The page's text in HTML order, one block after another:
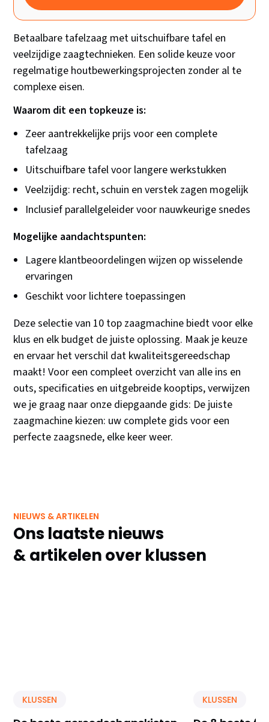
Betaalbare tafelzaag met uitschuifbare tafel en
veelzijdige zaagtechnieken. Een solide keuze voor
regelmatige houtbewerkingsprojecten zonder al te
complexe eisen.
Waarom dit een topkeuze is:
Zeer aantrekkelijke prijs voor een complete
tafelzaag
Uitschuifbare tafel voor langere werkstukken
Veelzijdig: recht, schuin en verstek zagen mogelijk
Inclusief parallelgeleider voor nauwkeurige snedes
Mogelijke aandachtspunten:
Lagere klantbeoordelingen wijzen op wisselende
ervaringen
Geschikt voor lichtere toepassingen
Deze selectie van 10 top zaagmachine biedt voor elke
klus en elk budget de juiste oplossing. Maak je keuze
en ervaar het verschil dat kwaliteitsgereedschap
maakt! Voor een compleet overzicht van alle ins en
outs, specificaties en uitgebreide kooptips, verwijzen
we je graag naar onze diepgaande gids: De juiste
zaagmachine kiezen: uw complete gids voor een
perfecte zaagsnede, elke keer weer.
NIEUWS & ARTIKELEN
Ons laatste nieuws
& artikelen over klussen
KLUSSEN KLUSSEN